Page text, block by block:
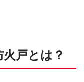
戸とは？